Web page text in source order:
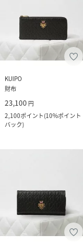
KUIPO
財布
23,100 円
2,100ポイント(10%ポイント
バック)